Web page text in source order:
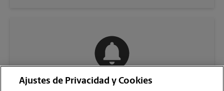
Ajustes de Privacidad y Cookies